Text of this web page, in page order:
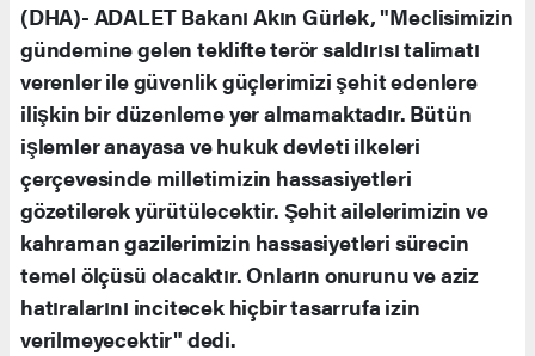
(DHA)- ADALET Bakanı Akın Gürlek, "Meclisimizin
gündemine gelen teklifte terör saldırısı talimatı
verenler ile güvenlik güçlerimizi şehit edenlere
ilişkin bir düzenleme yer almamaktadır. Bütün
işlemler anayasa ve hukuk devleti ilkeleri
çerçevesinde milletimizin hassasiyetleri
gözetilerek yürütülecektir. Şehit ailelerimizin ve
kahraman gazilerimizin hassasiyetleri sürecin
temel ölçüsü olacaktır. Onların onurunu ve aziz
hatıralarını incitecek hiçbir tasarrufa izin
verilmeyecektir" dedi.